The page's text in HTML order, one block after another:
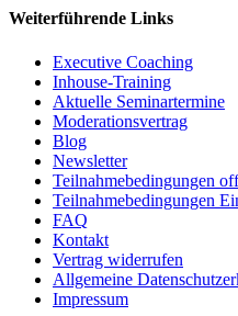
Weiterführende Links
Executive Coaching
Inhouse-Training
Aktuelle Seminartermine
Moderationsvertrag
Blog
Newsletter
Teilnahmebedingungen
Teilnahmebedingungen
FAQ
Kontakt
Vertrag widerrufen
Allgemeine
Impressum